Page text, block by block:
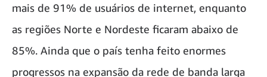
mais de 91% de usuários de internet, enquanto
as regiões Norte e Nordeste ficaram abaixo de
85%. Ainda que o país tenha feito enormes
progressos na expansão da rede de banda larga